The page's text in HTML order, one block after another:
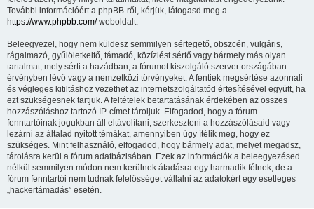
További információért a phpBB-ről, kérjük, látogasd meg a
https://www.phpbb.com/weboldalt.
Beleegyezel, hogy nem küldesz semmilyen sértegető, obszcén, vulgáris,
rágalmazó, gyűlöletkeltő, támadó, közízlést sértő vagy bármely más olyan
tartalmat, mely sérti a hazádban, a fórumot kiszolgáló szerver országában
érvényben lévő vagy a nemzetközi törvényeket. A fentiek megsértése azonnali
és végleges kitiltáshoz vezethet az internetszolgáltatód értesítésével együtt, ha
ezt szükségesnek tartjuk. A feltételek betartatásának érdekében az összes
hozzászóláshoz tartozó IP-címet tároljuk. Elfogadod, hogy a fórum
fenntartóinak jogukban áll eltávolítani, szerkeszteni a hozzászólásaid vagy
lezárni az általad nyitott témákat, amennyiben úgy ítélik meg, hogy ez
szükséges. Mint felhasználó, elfogadod, hogy bármely adat, melyet megadsz,
tárolásra kerül a fórum adatbázisában. Ezek az információk a beleegyezésed
nélkül semmilyen módon nem kerülnek átadásra egy harmadik félnek, de a
fórum fenntartói nem tudnak felelősséget vállalni az adatokért egy esetleges
„hackertámadás” esetén.